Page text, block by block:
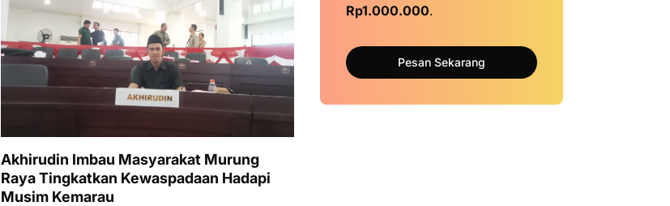
Akhirudin Imbau Masyarakat Murung
Raya Tingkatkan Kewaspadaan Hadapi
Musim Kemarau
Rp1.000.000.
Pesan Sekarang